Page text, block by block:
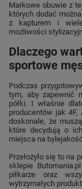
Markowe obuwie z
których dodać
z kapturem i
możliwości
Dlaczego
sportowe
Podczas
tym, aby zapewnić
półki. I właśnie
producentów jak
doskonale, że
które decydują o
miejsca na
Przełożyło się to na
sklepie
piłkarze oraz
wytrzymałych